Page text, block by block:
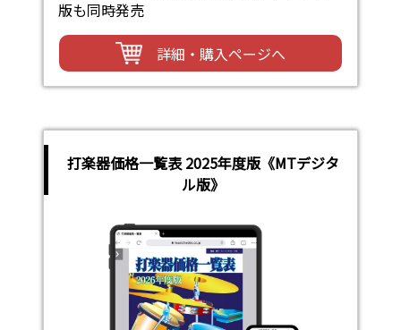
版も同時発売
詳細・購入ページへ
打楽器価格一覧表 2025年度版《MTデジタ
ル版》